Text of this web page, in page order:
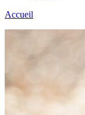
Accueil